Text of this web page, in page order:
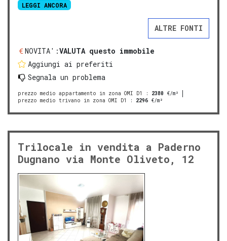
LEGGI ANCORA
ALTRE FONTI
NOVITA':VALUTA questo immobile
Aggiungi ai preferiti
Segnala un problema
prezzo medio appartamento in zona OMI D1 : 2380 €/m²
prezzo medio trivano in zona OMI D1
: 2296 €/m²
Trilocale in vendita a Paderno
Dugnano via Monte Oliveto, 12